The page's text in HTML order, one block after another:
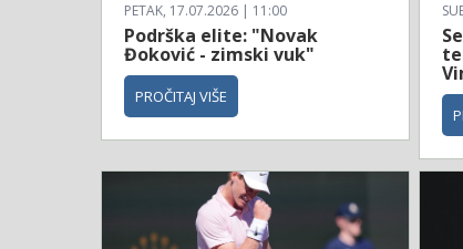
PETAK, 17.07.2026 | 11:00
Podrška elite: "Novak
Đoković - zimski vuk"
PROČITAJ VIŠE